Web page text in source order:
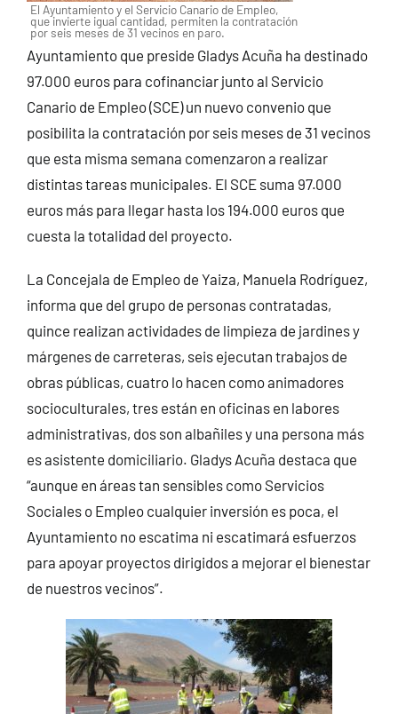
El Ayuntamiento y el Servicio Canario de Empleo,
que invierte igual cantidad, permiten la contratación
por seis meses de 31 vecinos en paro.
Ayuntamiento que preside Gladys Acuña ha destinado
97.000 euros para cofinanciar junto al Servicio
Canario de Empleo (SCE) un nuevo convenio que
posibilita la contratación por seis meses de 31 vecinos
que esta misma semana comenzaron a realizar
distintas tareas municipales. El SCE suma 97.000
euros más para llegar hasta los 194.000 euros que
cuesta la totalidad del proyecto.
La Concejala de Empleo de Yaiza, Manuela Rodríguez,
informa que del grupo de personas contratadas,
quince realizan actividades de limpieza de jardines y
márgenes de carreteras, seis ejecutan trabajos de
obras públicas, cuatro lo hacen como animadores
socioculturales, tres están en oficinas en labores
administrativas, dos son albañiles y una persona más
es asistente domiciliario. Gladys Acuña destaca que
“aunque en áreas tan sensibles como Servicios
Sociales o Empleo cualquier inversión es poca, el
Ayuntamiento no escatima ni escatimará esfuerzos
para apoyar proyectos dirigidos a mejorar el bienestar
de nuestros vecinos”.